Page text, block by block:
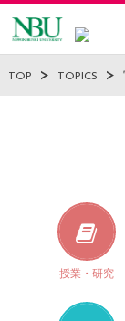
TOP TOPICS
授業・研究